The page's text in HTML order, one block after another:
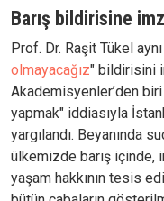
Barış bildirisine
Prof. Dr. Raşit Tükel
olmayacağız" bildirisini
Akademisyenler’den
yapmak" iddiasıyla
yargılandı. Beyanında
ülkemizde barış içinde,
yaşam hakkının tesis